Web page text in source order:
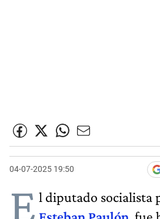
04-07-2025 19:50
E l diputado socialista